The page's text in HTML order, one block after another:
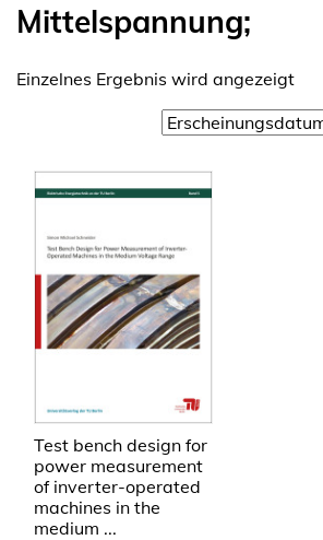
Mittelspannung;
Einzelnes Ergebnis wird angezeigt
Test bench design for
power measurement
of inverter-operated
machines in the
medium ...